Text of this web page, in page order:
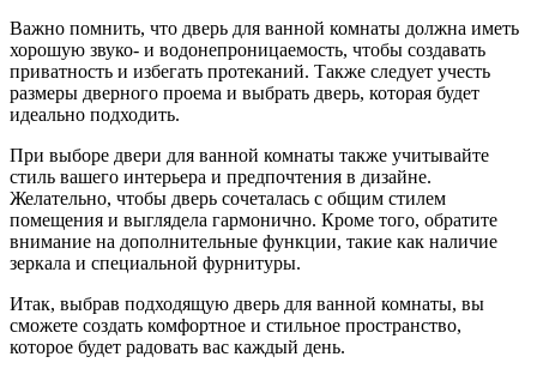
Важно помнить, что дверь для ванной комнаты должна иметь
хорошую звуко- и водонепроницаемость, чтобы создавать
приватность и избегать протеканий. Также следует учесть
размеры дверного проема и выбрать дверь, которая будет
идеально подходить.
При выборе двери для ванной комнаты также учитывайте
стиль вашего интерьера и предпочтения в дизайне.
Желательно, чтобы дверь сочеталась с общим стилем
помещения и выглядела гармонично. Кроме того, обратите
внимание на дополнительные функции, такие как наличие
зеркала и специальной фурнитуры.
Итак, выбрав подходящую дверь для ванной комнаты, вы
сможете создать комфортное и стильное пространство,
которое будет радовать вас каждый день.